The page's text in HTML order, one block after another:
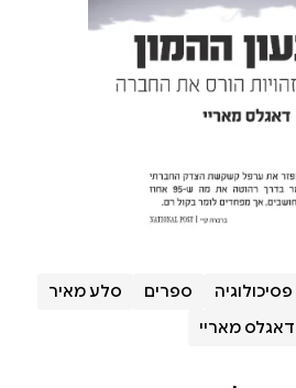
פסיכולוגיה ספרים
סלע מאיר
דאגלס מאריי